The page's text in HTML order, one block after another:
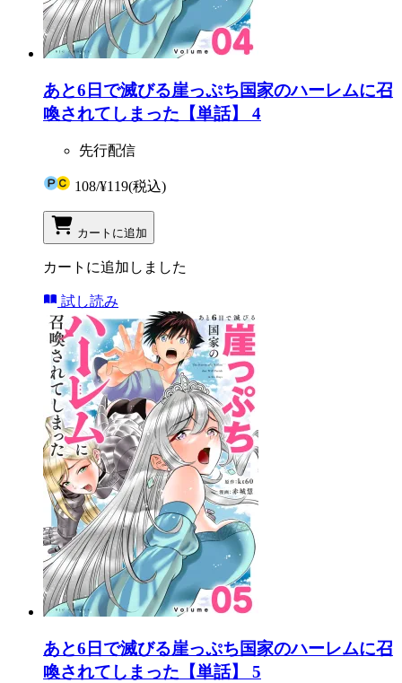
あと6日で滅びる崖っぷち国家のハーレムに召
喚されてしまった【単話】 4
先行配信
108/¥119(税込)
カートに追加
カートに追加しました
試し読み
あと6日で滅びる崖っぷち国家のハーレムに召
喚されてしまった【単話】 5